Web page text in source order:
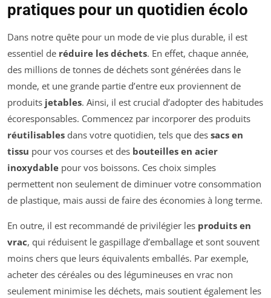
pratiques pour un quotidien écolo
Dans notre quête pour un mode de vie plus durable, il est
essentiel de réduire les déchets. En effet, chaque année,
des millions de tonnes de déchets sont générées dans le
monde, et une grande partie d’entre eux proviennent de
produits jetables. Ainsi, il est crucial d’adopter des habitudes
écoresponsables. Commencez par incorporer des produits
réutilisables dans votre quotidien, tels que des sacs en
tissu pour vos courses et des bouteilles en acier
inoxydable pour vos boissons. Ces choix simples
permettent non seulement de diminuer votre consommation
de plastique, mais aussi de faire des économies à long terme.
En outre, il est recommandé de privilégier les produits en
vrac, qui réduisent le gaspillage d’emballage et sont souvent
moins chers que leurs équivalents emballés. Par exemple,
acheter des céréales ou des légumineuses en vrac non
seulement minimise les déchets, mais soutient également les